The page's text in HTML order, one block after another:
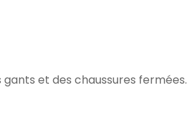
et des chaussures fermées.